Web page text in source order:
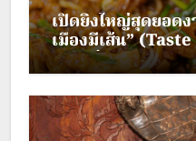
เปิดยิ่งใหญ่สุดยอดง
เมืองมีเส้น”
ลักษณ์วัฒนธรรมอา
ดัง-ขนมจีนแซ่บ” พ
จัดกิจกรรม ชั้น 1